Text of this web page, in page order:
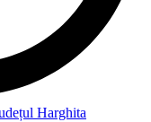
Harghita